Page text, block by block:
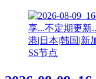
SS节点